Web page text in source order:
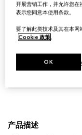
产品描述
开展营销工作，并允许您在
表示您同意本使用条款。
要了解此类技术及其在本
Cookie 政策。
OK